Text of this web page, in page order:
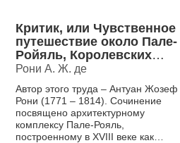
Критик, или Чувственное
путешествие около Пале-
Ройяль, Королевских
палат, в Париже
Рони А. Ж. де
Автор этого труда – Антуан Жозеф
Рони (1771 – 1814). Сочинение
посвящено архитектурному
комплексу Пале-Рояль,
построенному в XVIII веке как